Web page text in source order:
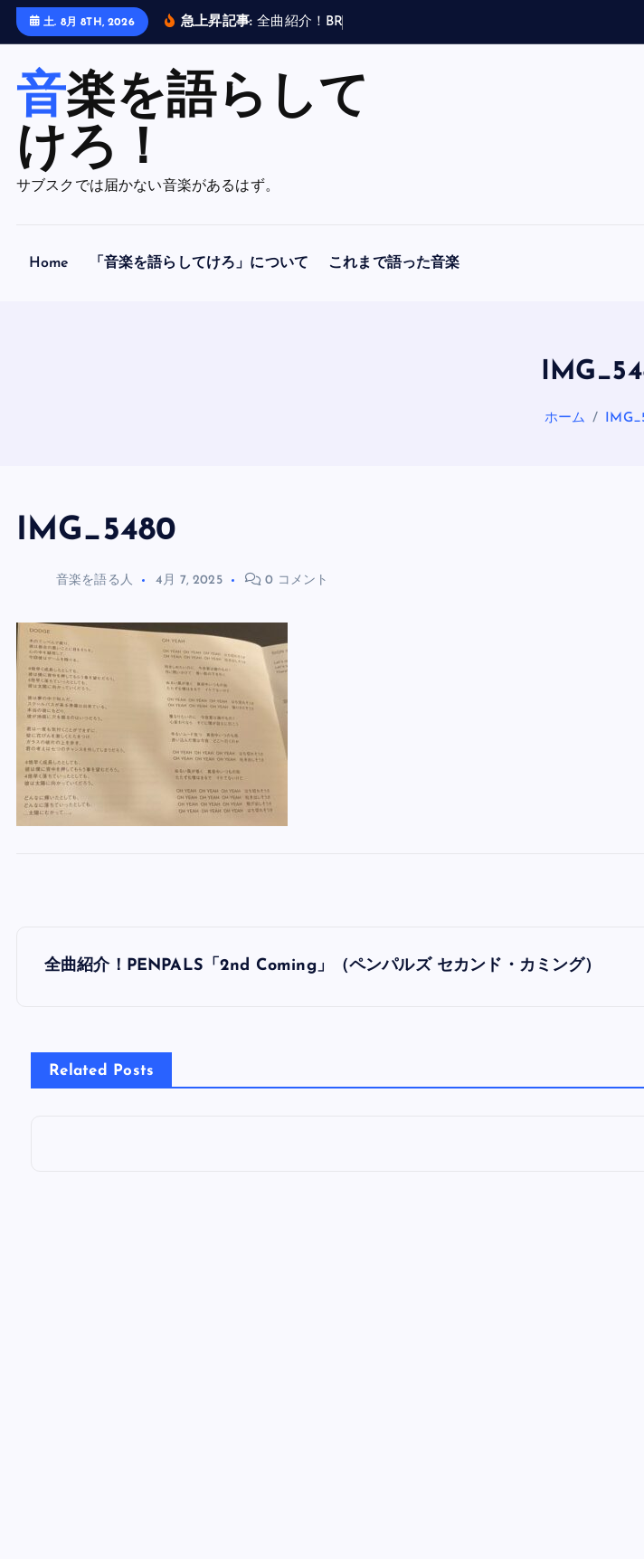
土. 8月 8TH, 2026 急上昇記事: 全曲 紹介 ！ B R
音楽を語らして
けろ！
サブスクでは届かない音楽があるはず。
Home 「音楽を語らしてけろ」について これまで語った音楽
ホーム
IMG_5480
音楽を語る人 4月 7, 2025 0 コメント
投
ナ
ビ
全曲紹介！PENPALS「2nd Coming」（ペンパルズ セカンド・カミング）
Related Posts